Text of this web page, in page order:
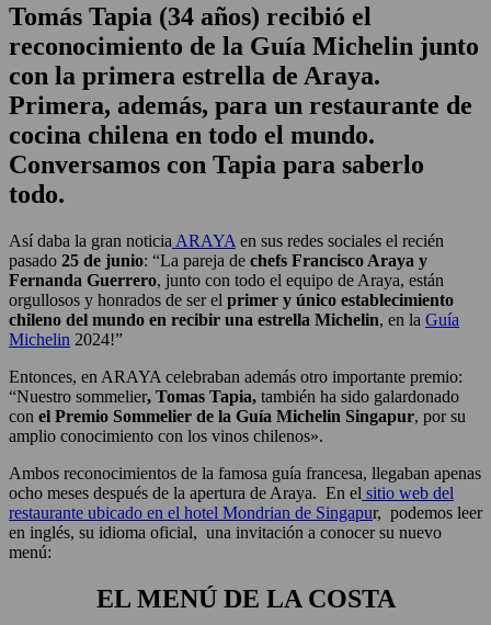
Tomás Tapia (34 años) recibió el
reconocimiento de la Guía Michelin junto
con la primera estrella de Araya.
Primera, además, para un restaurante de
cocina chilena en todo el mundo.
Conversamos con Tapia para saberlo
todo.
Así daba la gran noticia ARAYA en sus redes sociales el recién
pasado 25 de junio: “La pareja de chefs Francisco Araya y
Fernanda Guerrero, junto con todo el equipo de Araya, están
orgullosos y honrados de ser el primer y único establecimiento
chileno del mundo en recibir una estrella Michelin, en la Guía
Michelin 2024!”
Entonces, en ARAYA celebraban además otro importante premio:
“Nuestro sommelier, Tomas Tapia, también ha sido galardonado
con el Premio Sommelier de la Guía Michelin Singapur, por su
amplio conocimiento con los vinos chilenos».
Ambos reconocimientos de la famosa guía francesa, llegaban apenas
ocho meses después de la apertura de Araya. En el sitio web del
restaurante ubicado en el hotel Mondrian de Singapur, podemos leer
en inglés, su idioma oficial, una invitación a conocer su nuevo
menú:
EL MENÚ DE LA COSTA